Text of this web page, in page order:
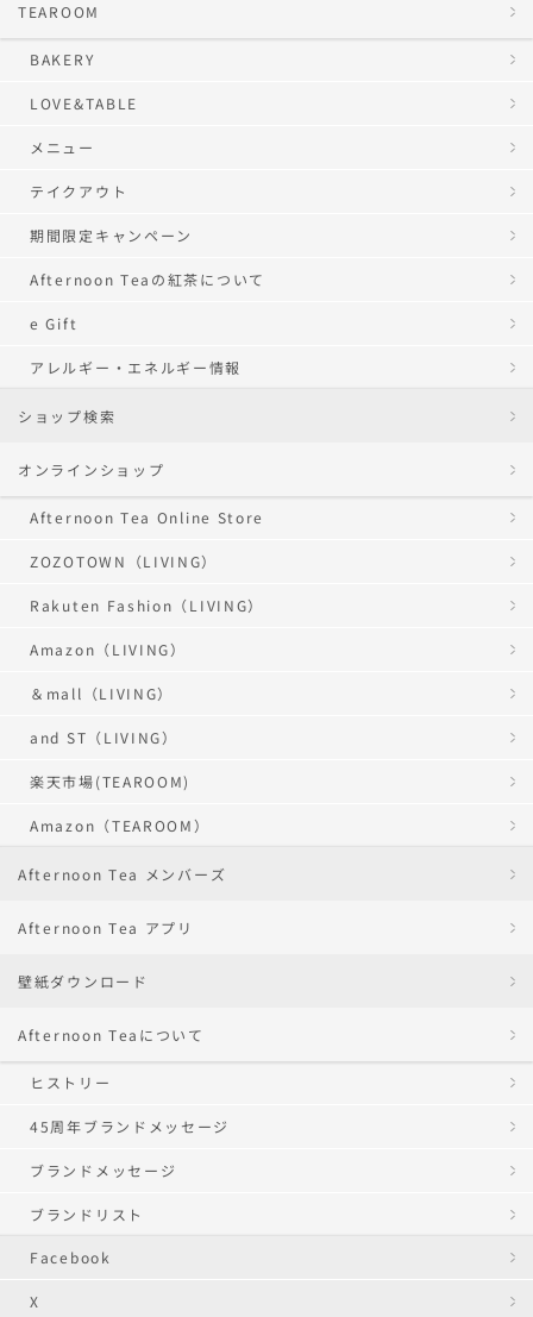
TEAROOM
BAKERY
LOVE&TABLE
メニュー
テイクアウト
期間限定キャンペーン
Afternoon Teaの紅茶について
e Gift
アレルギー・エネルギー情報
ショップ検索
オンラインショップ
Afternoon Tea Online Store
ZOZOTOWN（LIVING）
Rakuten Fashion（LIVING）
Amazon（LIVING）
＆mall（LIVING）
and ST（LIVING）
楽天市場(TEAROOM)
Amazon（TEAROOM）
Afternoon Tea メンバーズ
Afternoon Tea アプリ
壁紙ダウンロード
Afternoon Teaについて
ヒストリー
45周年ブランドメッセージ
ブランドメッセージ
ブランドリスト
Facebook
X